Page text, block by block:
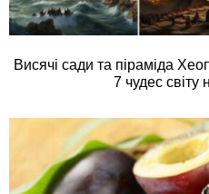
Висячі сади та піраміда
7 чудес світу